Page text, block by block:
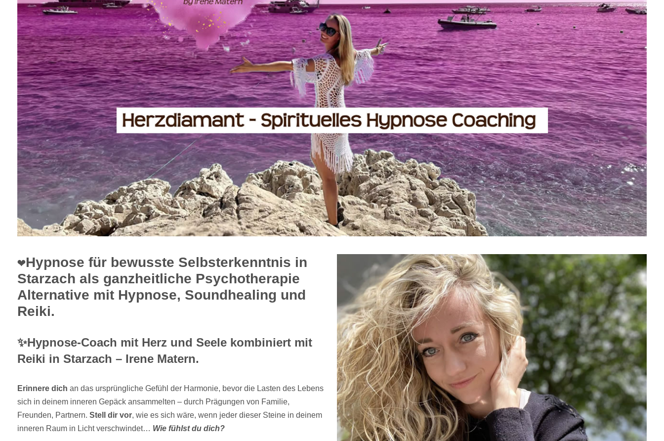
❤️Hypnose für bewusste Selbsterkenntnis in
Starzach als ganzheitliche Psychotherapie
Alternative mit Hypnose, Soundhealing und
Reiki.
✨Hypnose-Coach mit Herz und Seele kombiniert mit
Reiki in Starzach – Irene Matern.
Erinnere dich an das ursprüngliche Gefühl der Harmonie, bevor die Lasten des Lebens
sich in deinem inneren Gepäck ansammelten – durch Prägungen von Familie,
Freunden, Partnern. Stell dir vor, wie es sich wäre, wenn jeder dieser Steine in deinem
inneren Raum in Licht verschwindet… Wie fühlst du dich?